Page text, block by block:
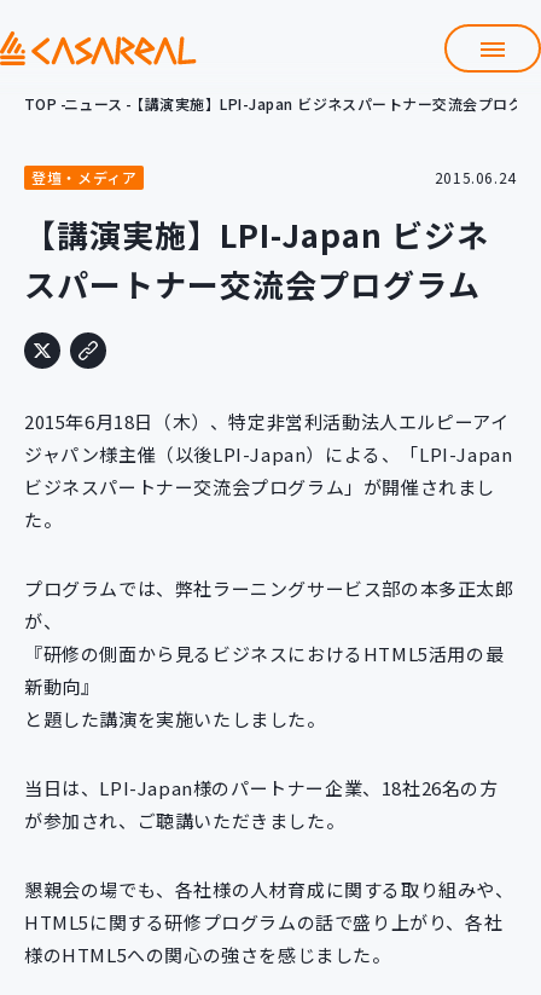
会社情報
サービス
プロダクト開発支援
クラウド導入支援 Git導入支援
システム構築支援
研修サービス
定型コース 新入社員コース
カスタマイズコース 教材購入
パッケージ開発
導入事例
イベント・セミナー
採用情報
Contact
TOP ニュース 【講演実施】LPI-Japan ビジネスパートナー交流会プログ
登壇・メディア 2015.06.24
【講演実施】LPI-Japan ビジネ
スパートナー交流会プログラム
2015年6月18日（木）、特定非営利活動法人エルピーアイ
ジャパン様主催（以後LPI-Japan）による、「LPI-Japan
ビジネスパートナー交流会プログラム」が開催されまし
た。
プログラムでは、弊社ラーニングサービス部の本多正太郎
が、
『研修の側面から見るビジネスにおけるHTML5活用の最
新動向』
と題した講演を実施いたしました。
当日は、LPI-Japan様のパートナー企業、18社26名の方
が参加され、ご聴講いただきました。
懇親会の場でも、各社様の人材育成に関する取り組みや、
HTML5に関する研修プログラムの話で盛り上がり、各社
様のHTML5への関心の強さを感じました。